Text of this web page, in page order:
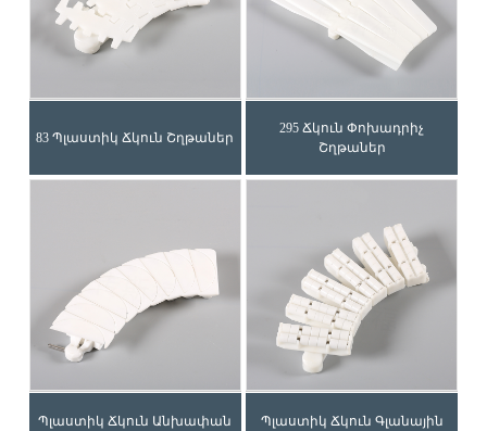
83 Պլաստիկ Ճկուն Շղթաներ
295 Ճկուն Փոխադրիչ
Շղթաներ
Պլաստիկ Ճկուն Անխափան
Պլաստիկ Ճկուն Գլանային